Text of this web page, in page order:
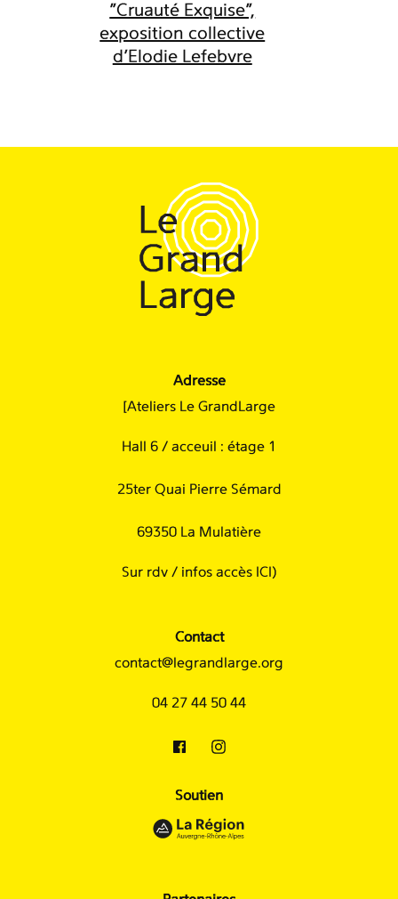
"Cruauté Exquise",
exposition collective
d'Elodie Lefebvre
Adresse
[Ateliers Le GrandLarge
Hall 6 / acceuil : étage 1
25ter Quai Pierre Sémard
69350 La Mulatière
Sur rdv / infos accès ICI)
Contact
contact@legrandlarge.org
04 27 44 50 44
Soutien